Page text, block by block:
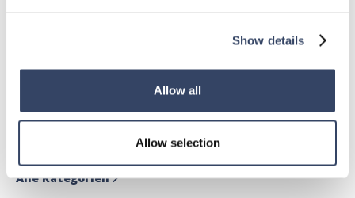
Show details
Allow all
Allow selection
hsbDesign für AutoCAD®
hsbAbbund fürr AutoCAD®
Alle Kategorien